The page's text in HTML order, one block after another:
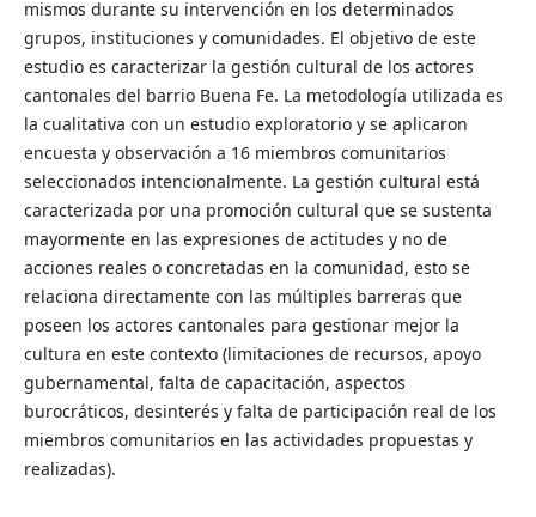
mismos durante su intervención en los determinados
grupos, instituciones y comunidades. El objetivo de este
estudio es caracterizar la gestión cultural de los actores
cantonales del barrio Buena Fe. La metodología utilizada es
la cualitativa con un estudio exploratorio y se aplicaron
encuesta y observación a 16 miembros comunitarios
seleccionados intencionalmente. La gestión cultural está
caracterizada por una promoción cultural que se sustenta
mayormente en las expresiones de actitudes y no de
acciones reales o concretadas en la comunidad, esto se
relaciona directamente con las múltiples barreras que
poseen los actores cantonales para gestionar mejor la
cultura en este contexto (limitaciones de recursos, apoyo
gubernamental, falta de capacitación, aspectos
burocráticos, desinterés y falta de participación real de los
miembros comunitarios en las actividades propuestas y
realizadas).